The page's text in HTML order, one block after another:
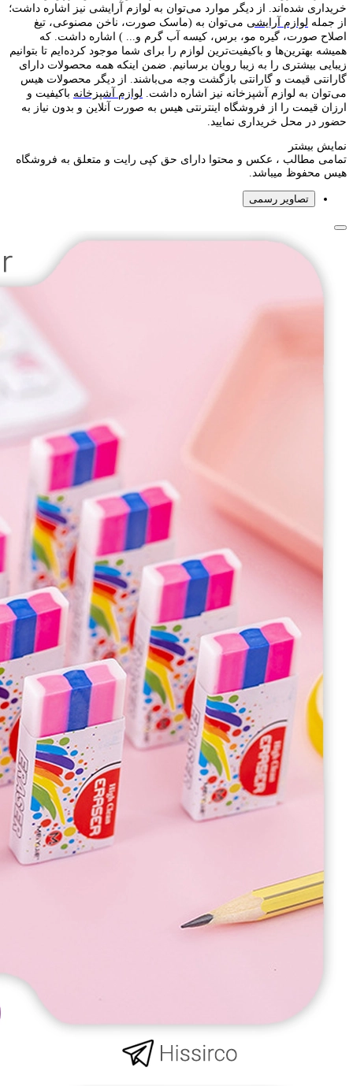
خریداری شده‌اند. از دیگر موارد می‌توان به لوازم آرایشی نیز اشاره داشت؛
از جمله لوازم آرایشی می‌توان به (ماسک صورت، ناخن مصنوعی، تیغ
اصلاح صورت، گیره مو، برس، کیسه آب گرم و... ) اشاره داشت. که
همیشه بهترین‌ها و باکیفیت‌ترین لوازم را برای شما موجود کرده‌ایم تا بتوانیم
زیبایی بیشتری را به زیبا رویان برسانیم. ضمن اینکه همه محصولات دارای
گارانتی قیمت و گارانتی بازگشت وجه می‌باشند. از دیگر محصولات هیس
می‌توان به لوازم آشپزخانه نیز اشاره داشت. لوازم آشپزخانه باکیفیت و
ارزان قیمت را از فروشگاه اینترنتی هیس به صورت آنلاین و بدون نیاز به
حضور در محل خریداری نمایید.
نمایش بیشتر
تمامی مطالب ، عکس و محتوا دارای حق کپی رایت و متعلق به فروشگاه
هیس محفوظ میباشد.
تصاویر رسمی